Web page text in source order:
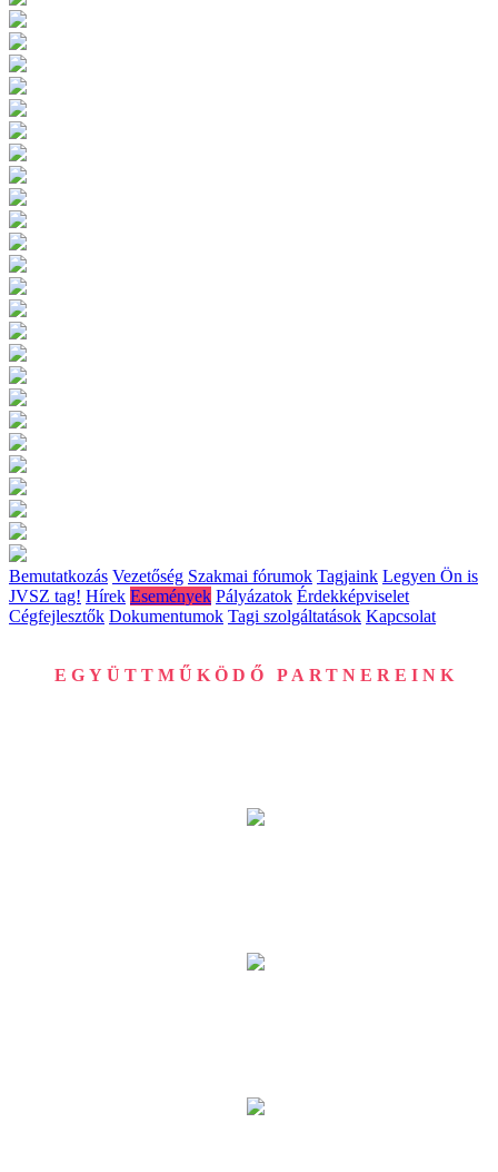
Bemutatkozás Vezetőség Szakmai fórumok Tagjaink Legyen Ön is
JVSZ tag! Hírek Események Pályázatok Érdekképviselet
Cégfejlesztők Dokumentumok Tagi szolgáltatások Kapcsolat
EGYÜTTMŰKÖDŐ PARTNEREINK